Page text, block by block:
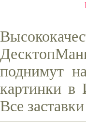
поднимут
картинки в
Все